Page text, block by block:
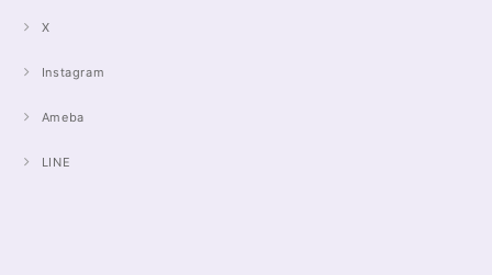
X
Instagram
Ameba
LINE